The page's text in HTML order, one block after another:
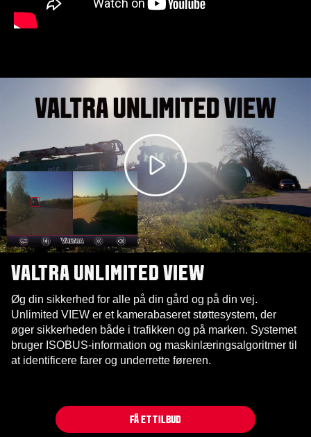
VALTRA UNLIMITED VIEW
Øg din sikkerhed for alle på din gård og på din vej.
Unlimited VIEW er et kamerabaseret støttesystem, der
øger sikkerheden både i trafikken og på marken. Systemet
bruger ISOBUS-information og maskinlæringsalgoritmer til
at identificere farer og underrette føreren.
FÅ ET TILBUD